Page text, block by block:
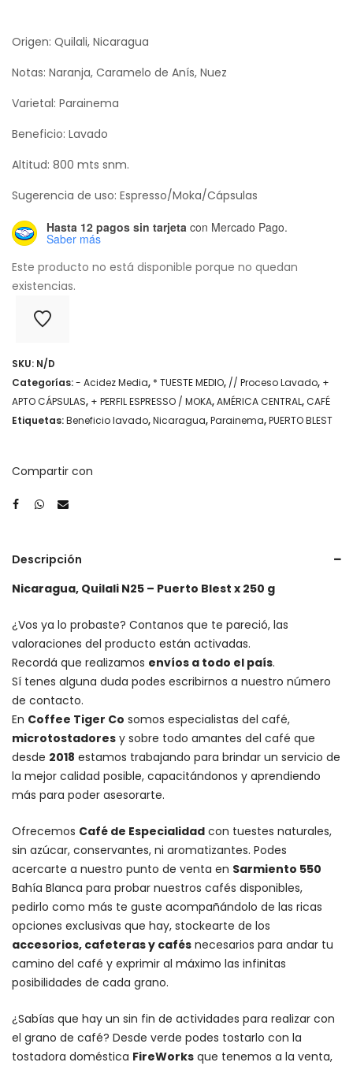
Origen: Quilali, Nicaragua
Notas: Naranja, Caramelo de Anís, Nuez
Varietal: Parainema
Beneficio: Lavado
Altitud: 800 mts snm.
Sugerencia de uso: Espresso/Moka/Cápsulas
Hasta 12 pagos sin tarjeta con Mercado Pago.
Saber más
Este producto no está disponible porque no quedan
existencias.
SKU: N/D
Categorías:- Acidez Media, * TUESTE MEDIO, // Proceso Lavado, +
APTO CÁPSULAS, + PERFIL ESPRESSO / MOKA,AMÉRICA CENTRAL,CAFÉ
Etiquetas:Beneficio lavado,Nicaragua,Parainema,PUERTO BLEST
Compartir con
Descripción
Nicaragua, Quilali N25 – Puerto Blest x 250 g
¿Vos ya lo probaste? Contanos que te pareció, las
valoraciones del producto están activadas.
Recordá que realizamos envíos a todo el país.
Sí tenes alguna duda podes escribirnos a nuestro número
de contacto.
En Coffee Tiger Co somos especialistas del café,
microtostadores y sobre todo amantes del café que
desde 2018 estamos trabajando para brindar un servicio de
la mejor calidad posible, capacitándonos y aprendiendo
más para poder asesorarte.
Ofrecemos Café de Especialidad con tuestes naturales,
sin azúcar, conservantes, ni aromatizantes. Podes
acercarte a nuestro punto de venta en Sarmiento 550
Bahía Blanca para probar nuestros cafés disponibles,
pedirlo como más te guste acompañándolo de las ricas
opciones exclusivas que hay, stockearte de los
accesorios, cafeteras y cafés necesarios para andar tu
camino del café y exprimir al máximo las infinitas
posibilidades de cada grano.
¿Sabías que hay un sin fin de actividades para realizar con
el grano de café? Desde verde podes tostarlo con la
tostadora doméstica FireWorks que tenemos a la venta,